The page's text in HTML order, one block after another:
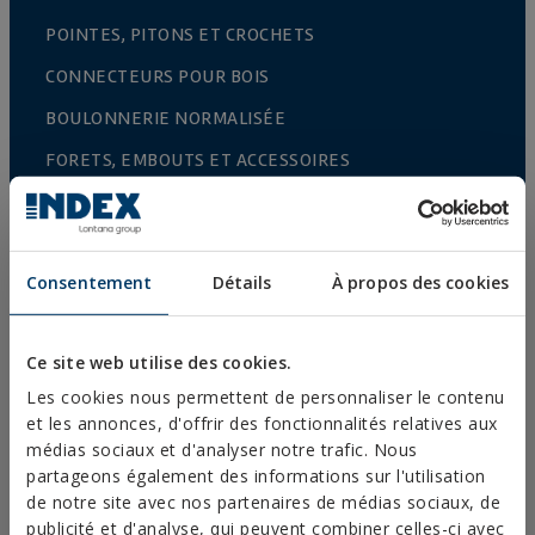
Consentement Détails À propos des cookies
Ce site web utilise des cookies.
Les cookies nous permettent de personnaliser le contenu
et les annonces, d'offrir des fonctionnalités relatives aux
médias sociaux et d'analyser notre trafic. Nous
partageons également des informations sur l'utilisation
de notre site avec nos partenaires de médias sociaux, de
publicité et d'analyse, qui peuvent combiner celles-ci avec
POINTES, PITONS ET CROCHETS
CONNECTEURS POUR BOIS
BOULONNERIE NORMALISÉE
FORETS, EMBOUTS ET ACCESSOIRES
COLLIERS MÉTALLIQUES LOURDS
SYSTÈMES DE PROTECTION CONTRE LES INCENDIES
COLLIERS PLASTIQUES
PROFILÉS ET SUPPORT
SYSTÈMES D’INSTALLATION ET FIXATIONS POUR
PANNEAUX SOLAIRES
TIGE FILETÉE ET ACCESSOIRES DE FIXATION